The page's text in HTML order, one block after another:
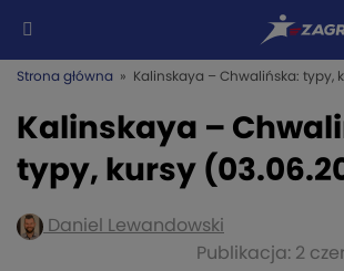
Strona główna » Kalinskaya – Chwalińska: typy,
Kalinskaya –
typy, kursy
Daniel Lewandowski
Publikacja: 2